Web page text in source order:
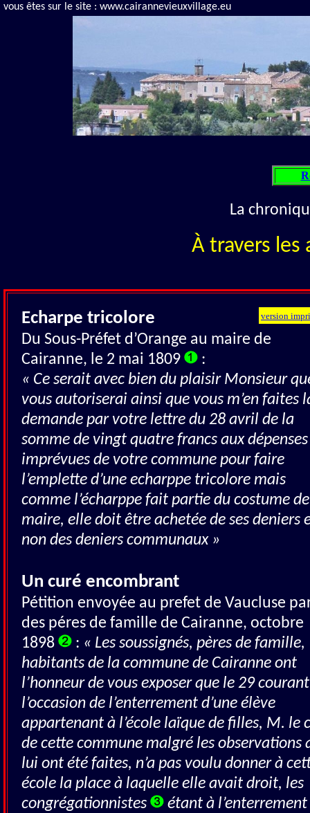
vous êtes sur le site : www.cairannevieuxvillage.eu
La
À travers les
version
Echarpe tricolore
Du Sous-Préfet d’Orange au maire de
Cairanne, le 2 mai 1809
:
« Ce serait avec bien du plaisir Monsieur
vous autoriserai ainsi que vous m’en faites
demande par votre lettre du 28 avril de la
somme de vingt quatre francs aux dépenses
imprévues de votre commune pour faire
l’emplette d’une echarppe tricolore mais
comme l’écharppe fait partie du costume de
maire, elle doit être achetée de ses deniers
non des deniers communaux »
Un curé encombrant
Pétition envoyée au prefet de Vaucluse
des péres de famille de Cairanne, octobre
1898
: « Les soussignés, pères de famille,
habitants de la commune de Cairanne ont
l’honneur de vous exposer que le 29
l’occasion de l’enterrement d’une élève
appartenant à l’école laïque de filles, M. le
de cette commune malgré les observations
lui ont été faites, n’a pas voulu donner à
école la place à laquelle elle avait droit, les
congrégationnistes
étant à l’enterrement